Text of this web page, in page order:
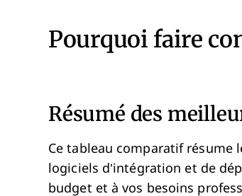
Pourquoi faire
Résumé des
Ce tableau comparatif résume
logiciels d’intégration et de
budget et à vos besoins